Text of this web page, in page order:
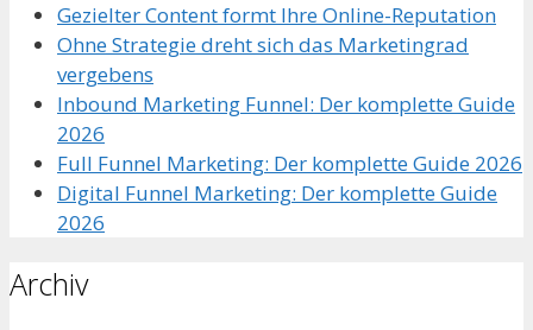
Gezielter Content formt Ihre Online-Reputation
Ohne Strategie dreht sich das Marketingrad
vergebens
Inbound Marketing Funnel: Der komplette Guide
2026
Full Funnel Marketing: Der komplette Guide 2026
Digital Funnel Marketing: Der komplette Guide
2026
Archiv